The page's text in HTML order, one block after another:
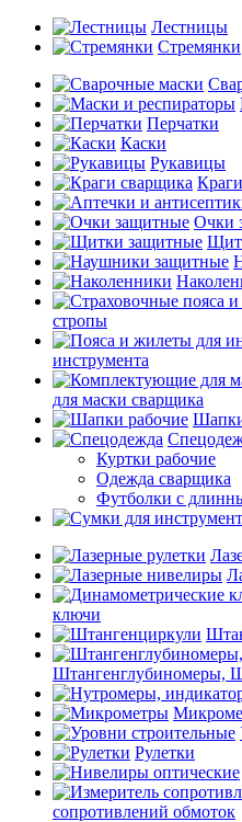
Лестницы
Стремянки
Перчатки
Каски
Рукавицы
Очки
стропы
инструмента
для маски сварщика
Куртки рабочие
Одежда сварщика
Футболки с
ключи
Штангенглубиномеры,
Рулетки
сопротивлений обмоток